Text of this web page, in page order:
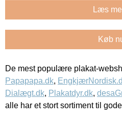
Læs
Køb
De mest populære plakat-
Papapapa.dk,
Dialægt.dk, Plakatdyr.dk,
alle har et stort sortiment til